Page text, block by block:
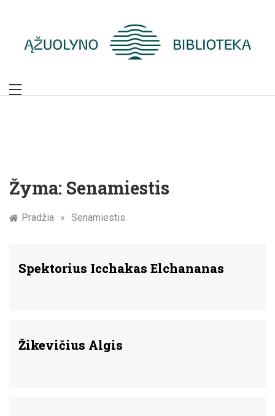
Žymūs Kauno
Žyma: Senamiestis
Pradžia » Senamiestis
Spektorius Icchakas Elchananas
Žikevičius Algis